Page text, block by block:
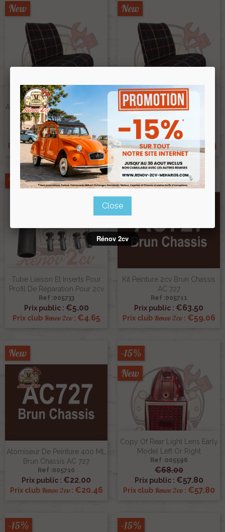
Jeu Garnitures Banquettes
Avant Et Arrière Tissus Écossais
Bayadère
Ref :005646
Prix public :€198.00
Prix club Renov 2cv:€184.14
New
Jeu Garnitures Sièges Et
Banquette Tissus Ecossais
Ref :005645
Prix public :€198.00
Prix clubRenov 2cv:€184.14
New
Tube Liaison Et Inserts Pour
Profil De Réparation Pour 2cv
Ref :005733
Prix public : €5.00
Prix club Renov 2cv: €4.65
New
Kit Peinture 2cv Brun Chassis
AC 727
Ref :005711
Prix public : €63.50
Prix club Renov 2cv: €59.06
New
Atomiseur De Peinture 400 ML
Brun Chassis AC 727
Ref :005710
Prix public : €22.00
Prix club Renov 2cv: €20.46
New
Copy Of Rear Light Lens Early
Model Left Or Right
Ref :005596
€68.00
Prix public : €57.80
Prix club Renov 2cv: €57.80
-15%
New
-15%
-15%
Close
Rénov 2cv